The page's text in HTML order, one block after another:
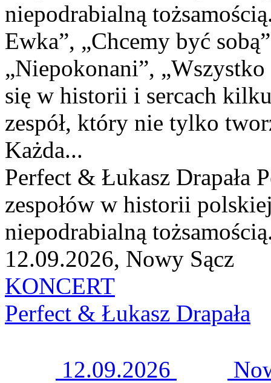
niepodrabialną
Ewka”, „Chcemy być
„Niepokonani”, „Wszystko
się w historii i sercach
zespół, który nie tylko
Każda...
Perfect & Łukasz Drapała
zespołów w historii
niepodrabialną
12.09.2026, Nowy Sącz
KONCERT
Perfect & Łukasz Drapała
12.09.2026